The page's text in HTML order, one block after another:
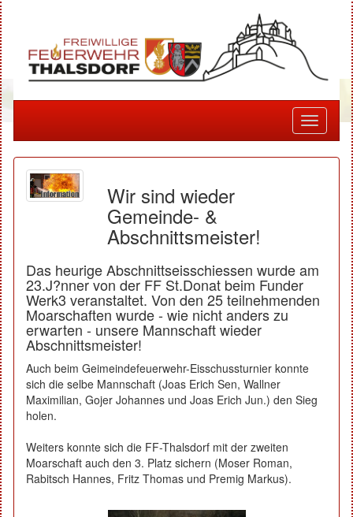
Toggle
Wir sind wieder
Gemeinde- &
Abschnittsmeister!
Das heurige Abschnittseisschiessen wurde am
23.J?nner von der FF St.Donat beim Funder
Werk3 veranstaltet. Von den 25 teilnehmenden
Moarschaften wurde - wie nicht anders zu
erwarten - unsere Mannschaft wieder
Abschnittsmeister!
Auch beim Geimeindefeuerwehr-Eisschussturnier konnte
sich die selbe Mannschaft (Joas Erich Sen, Wallner
Maximilian, Gojer Johannes und Joas Erich Jun.) den Sieg
holen.
Weiters konnte sich die FF-Thalsdorf mit der zweiten
Moarschaft auch den 3. Platz sichern (Moser Roman,
Rabitsch Hannes, Fritz Thomas und Premig Markus).